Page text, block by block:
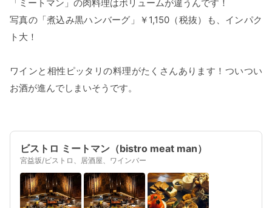
「ミートマン」の肉料理はボリュームが違うんです！
写真の「煮込み黒ハンバーグ」￥1,150（税抜）も、インパク
ト大！
ワインと相性ピッタリの料理がたくさんあります！ついつい
お酒が進んでしまいそうです。
ビストロ ミートマン（bistro meat man）
宮益坂/ビストロ、居酒屋、ワインバー